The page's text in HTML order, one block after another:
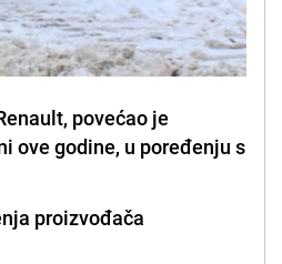
povećao je
ove godine, u poređenju s
proizvođača